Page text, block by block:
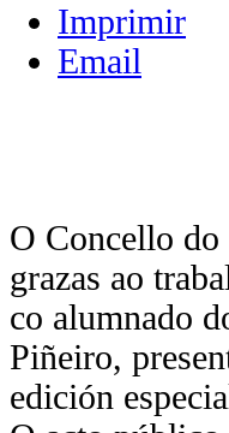
Imprimir
Email
O Concello
grazas ao
co alumnado
Piñeiro,
edición